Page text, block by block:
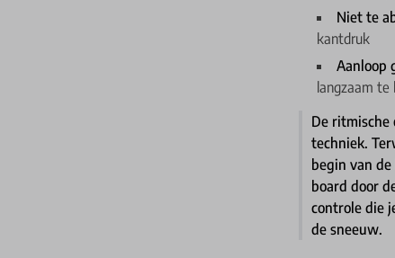
Niet te
kantdruk
Aanloop
langzaam te
De ritmische
techniek.
begin van
board door
controle die
de sneeuw.